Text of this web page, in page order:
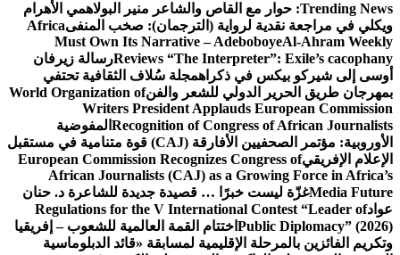
Trending News: حوار مع القاص والشاعر منير البولاهمي الأهرام
ويكلي في مراجعة نقدية لرواية (الترجمان): صخب المنفىAfrica
Must Own Its Narrative – AdeboboyeAl-Ahram Weekly
Reviews “The Interpreter”: Exile’s cacophanyرسالة زيرفان
أوسى إلى شيركو بيكس في ذكراهمجلة سُلاف الثقافية تحتفي
بمهرجان طريق الحرير الدولي للشعر والفنWorld Organization of
Writers President Applauds European Commission
Recognition of Congress of African Journalists المفوضية
الأوروبية: مؤتمر الصحفيين الأفارقة (CAJ) قوة متنامية في مستقبل
الإعلام الإفريقيEuropean Commission Recognizes Congress of
African Journalists (CAJ) as a Growing Force in Africa’s
Media Futureغزّة ليست خبرًا … قصيدة جديدة للشاعرة د. حنان
عوادRegulations for the V International Contest “Leader of
Public Diplomacy” (2026) اختتام القمة العالمية للشعوب – إفريقيا
وتكريم الفائزين بالمرحلة الإقليمية لمسابقة «قائد الدبلوماسية